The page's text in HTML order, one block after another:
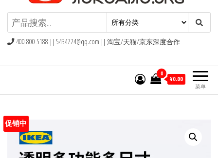
九块九包邮,9块9包邮,9.9元包邮,九
块九官网
400 800 5188 || 5434724@qq.com || 淘宝/天猫/京东深度合作
菜单
0
¥0.00
促销中